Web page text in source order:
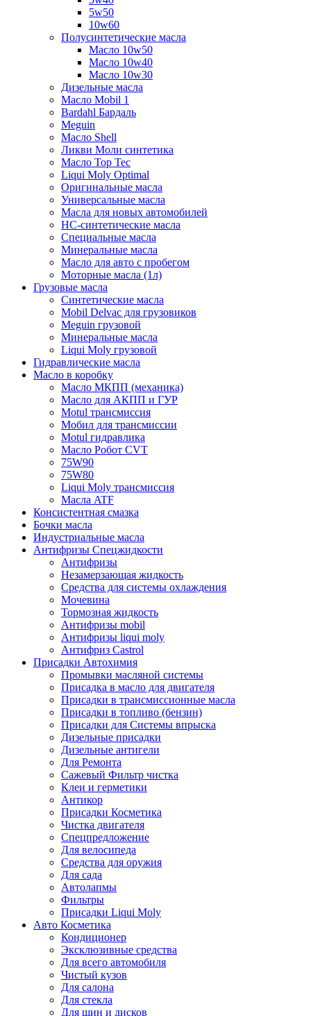
5w50
10w60
Полусинтетические масла
Масло 10w50
Масло 10w40
Масло 10w30
Дизельные масла
Масло Mobil 1
Bardahl Бардаль
Meguin
Масло Shell
Ликви Моли синтетика
Масло Top Tec
Liqui Moly Optimal
Оригинальные масла
Универсальные масла
Масла для новых автомобилей
HC-синтетические масла
Специальные масла
Минеральные масла
Масло для авто с пробегом
Моторные масла (1л)
Грузовые масла
Синтетические масла
Mobil Delvac для грузовиков
Meguin грузовой
Минеральные масла
Liqui Moly грузовой
Гидравлические масла
Масло в коробку
Масло МКПП (механика)
Масло для АКПП и ГУР
Motul трансмиссия
Мобил для трансмиссии
Motul гидравлика
Масло Робот CVT
75W90
75W80
Liqui Moly трансмиссия
Масла ATF
Консистентная смазка
Бочки масла
Индустриальные масла
Антифризы Спецжидкости
Антифризы
Незамерзающая жидкость
Средства для системы охлаждения
Мочевина
Тормозная жидкость
Антифризы mobil
Антифризы liqui moly
Антифриз Castrol
Присадки Автохимия
Промывки масляной системы
Присадка в масло для двигателя
Присадки в трансмиссионные масла
Присадки в топливо (бензин)
Присадки для Системы впрыска
Дизельные присадки
Дизельные антигели
Для Ремонта
Сажевый Фильтр чистка
Клеи и герметики
Антикор
Присадки Косметика
Чистка двигателя
Спецпредложение
Для велосипеда
Средства для оружия
Для сада
Автолапмы
Фильтры
Присадки Liqui Moly
Авто Косметика
Кондиционер
Эксклюзивные средства
Для всего автомобиля
Чистый кузов
Для салона
Для стекла
Для шин и дисков